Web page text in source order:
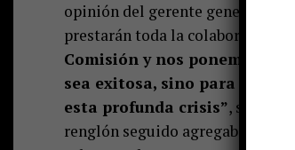
opinión del gerente general de
prestarán toda la colaboración.
Comisión y nos ponemos
sea exitosa, sino para
esta profunda crisis”, sostuvo
renglón seguido agregaba: